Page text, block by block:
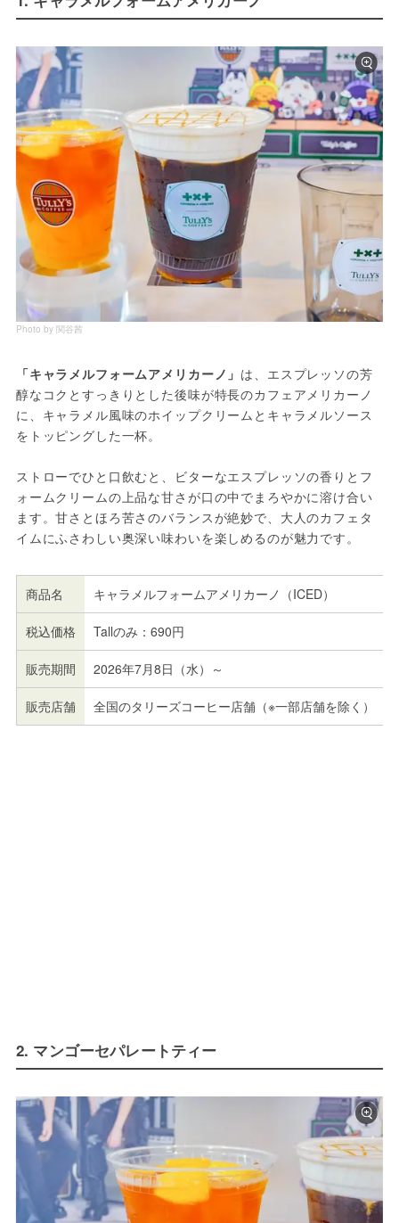
Photo by 関谷茜
「キャラメルフォームアメリカーノ」 は、エスプレッソの芳
醇なコクとすっきりとした後味が特長のカフェアメリカーノ
に、キャラメル風味のホイップクリームとキャラメルソース
をトッピングした一杯。
ストローでひと口飲むと、ビターなエスプレッソの香りとフ
ォームクリームの上品な甘さが口の中でまろやかに溶け合い
ます。甘さとほろ苦さのバランスが絶妙で、大人のカフェタ
イムにふさわしい奥深い味わいを楽しめるのが魅力です。
商品名 キャラメルフォームアメリカーノ（ICED）
税込価格 Tallのみ：690円
販売期間 2026年7月8日（水）～
販売店舗 全国のタリーズコーヒー店舗（※一部店舗を除く）
2. マンゴーセパレートティー